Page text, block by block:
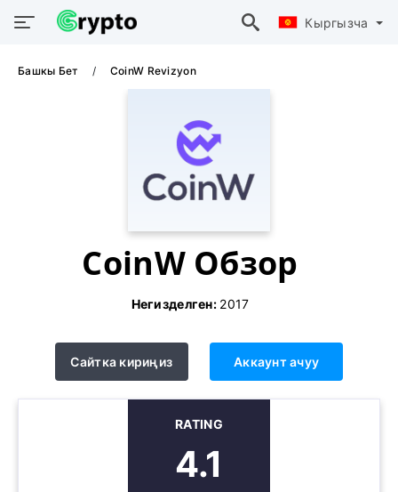
Кыргызча
Башкы Бет CoinW Revizyon
CoinW Обзор
Негизделген: 2017
Сайтка кириңиз Аккаунт ачуу
RATING
4.1